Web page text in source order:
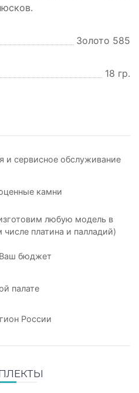
Золото 585
18 гр.
и сервисное обслуживание
камни
любую модель в
платина и палладий)
бюджет
палате
России